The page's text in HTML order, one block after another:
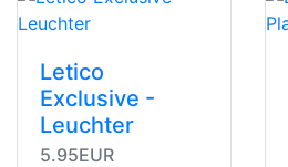
Letico
Exclusive -
Leuchter
5.95EUR